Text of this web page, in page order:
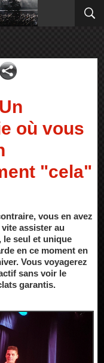
où vous
"cela"
vous en avez
assister au
le seul et unique
en ce moment en
Vous voyagerez
sans voir le
garantis.